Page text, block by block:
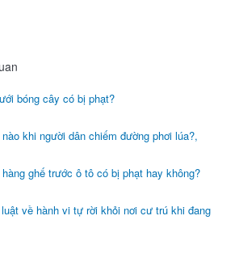
bóng cây có bị phạt?
khi người dân chiếm đường phơi lúa?,
ghế trước ô tô có bị phạt hay không?
về hành vi tự rời khỏi nơi cư trú khi đang